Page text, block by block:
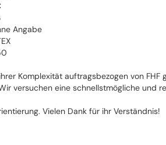
Angabe
Komplexität auftragsbezogen von FHF
versuchen eine schnellstmögliche und
Vielen Dank für ihr Verständnis!